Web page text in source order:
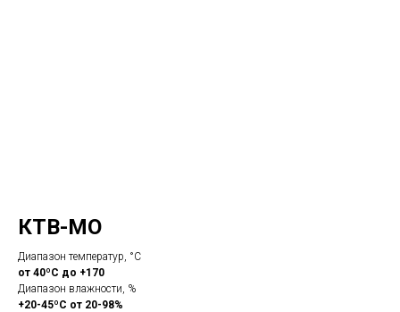
КТВ-МО
Диапазон температур, °С
от 40ºС до +170
Диапазон влажности, %
+20-45ºС от 20-98%